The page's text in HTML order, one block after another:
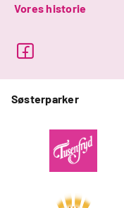
Vores historie
Søsterparker